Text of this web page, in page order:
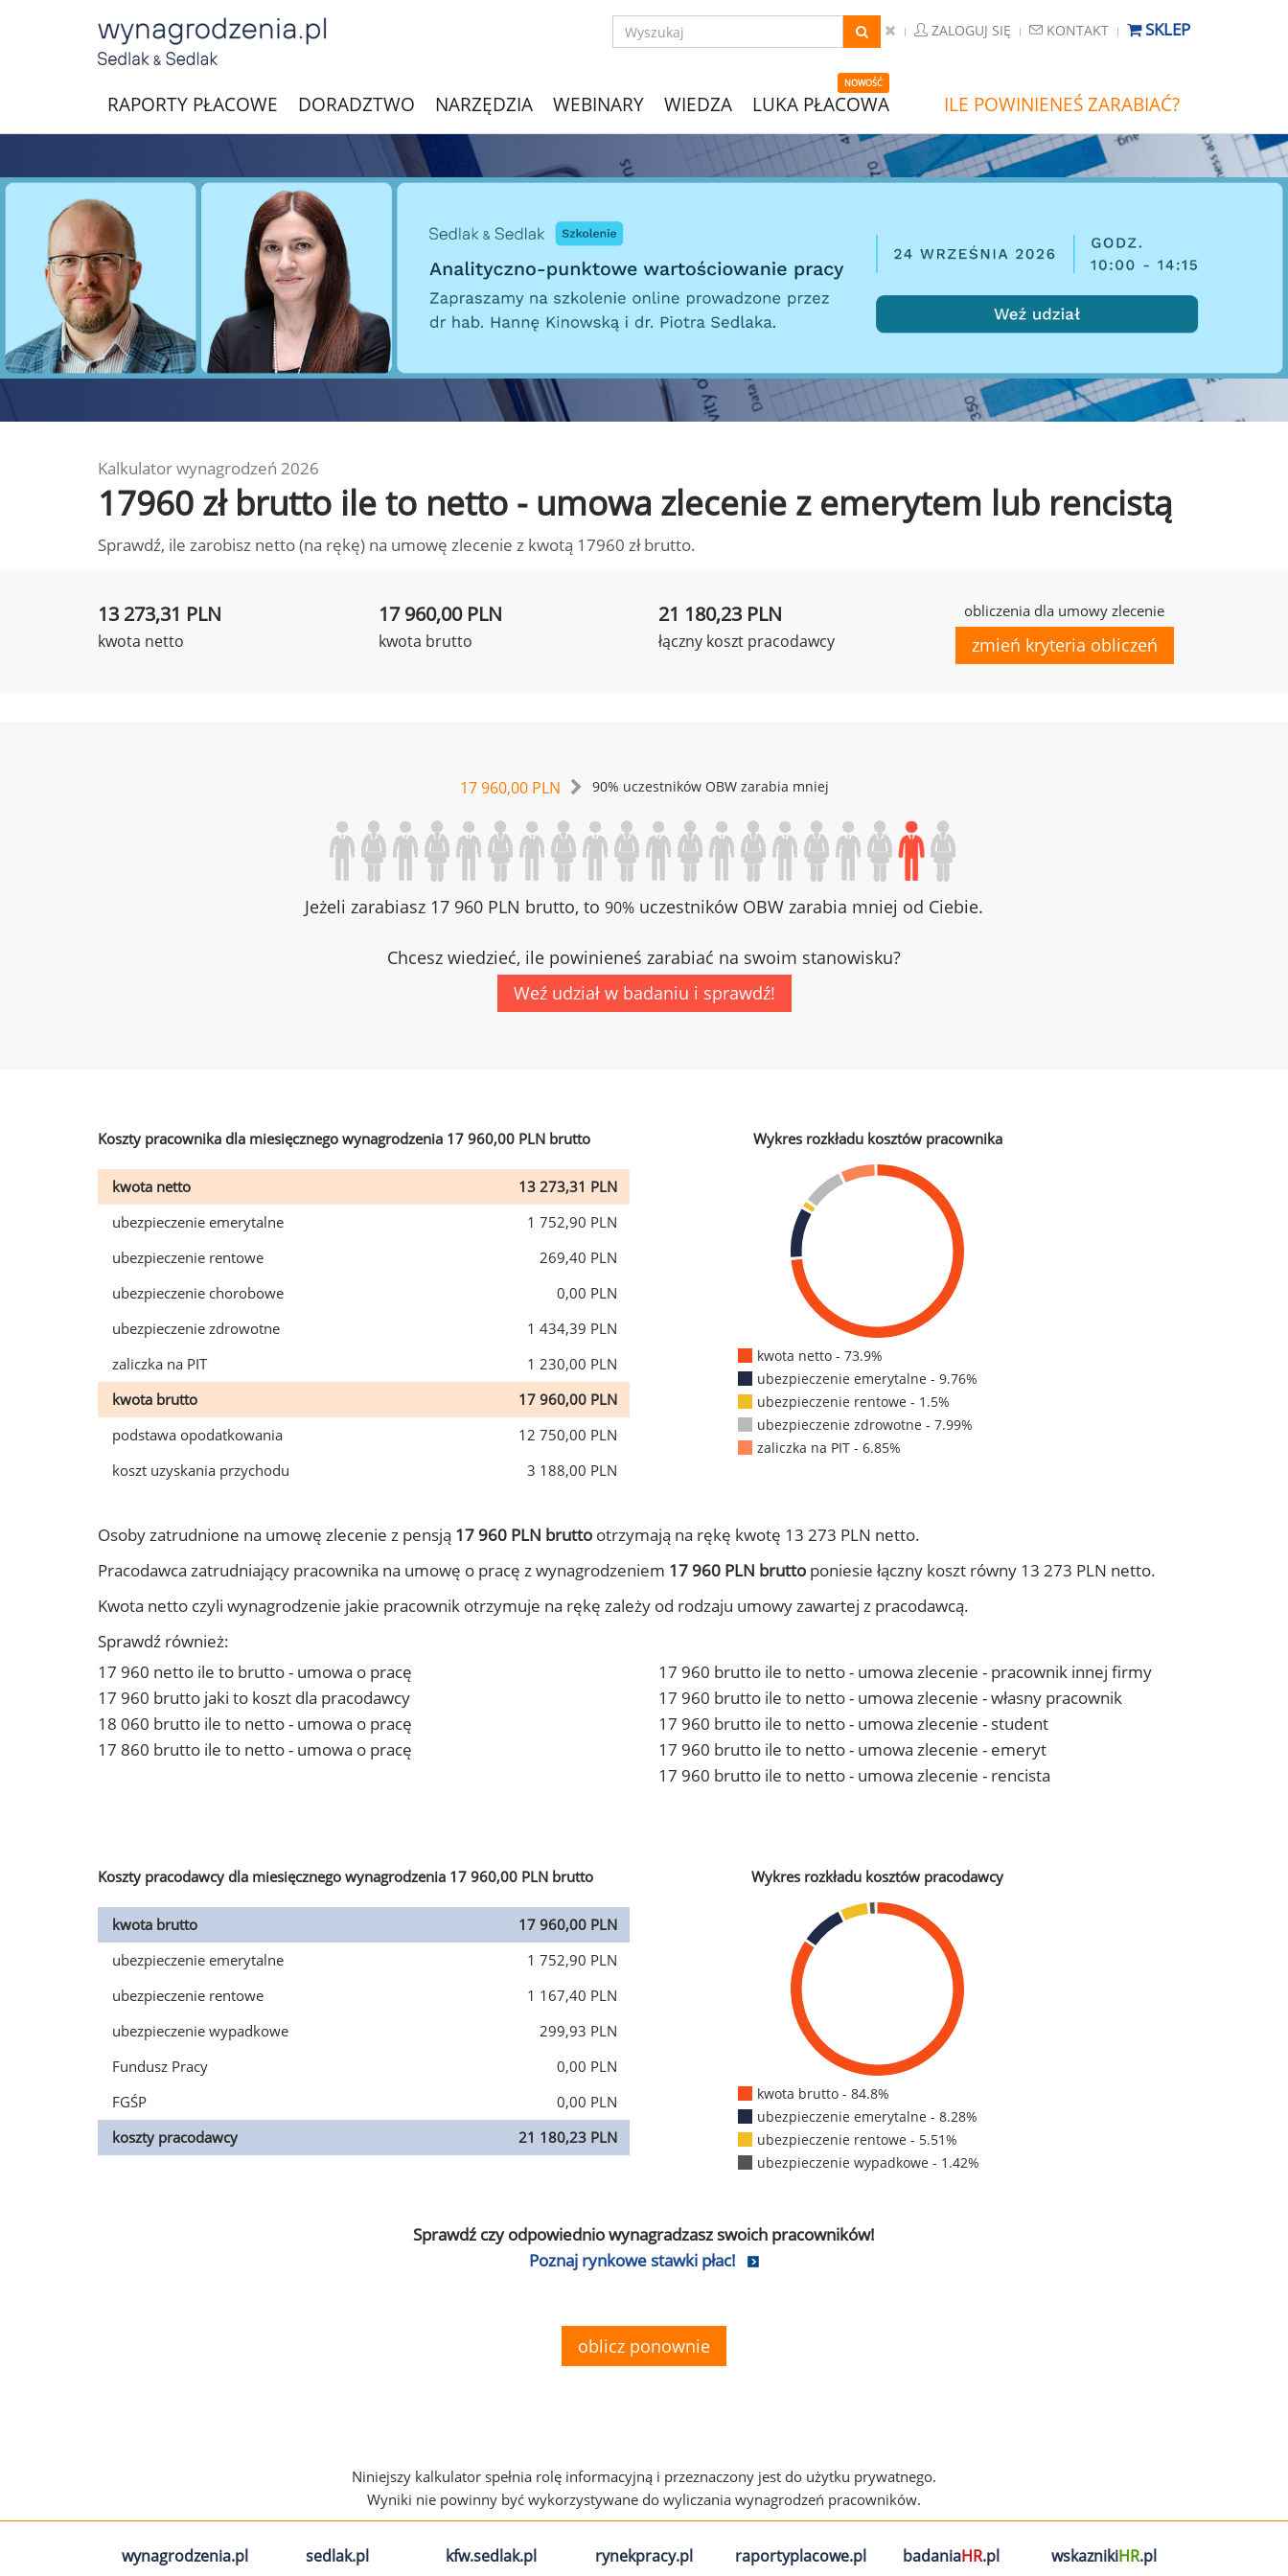
ZALOGUJ SIĘ KONTAKT SKLEP
RAPORTY PŁACOWE DORADZTWO NARZĘDZIA WEBINARY WIEDZA
NOWOŚĆ
LUKA PŁACOWA ILE POWINIENEŚ ZARABIAĆ?
Kalkulator wynagrodzeń 2026
17960 zł brutto ile to netto - umowa zlecenie z emerytem lub rencistą
Sprawdź, ile zarobisz netto (na rękę) na umowę zlecenie z kwotą 17960 zł brutto.
13 273,31 PLN
kwota netto
17 960,00 PLN
kwota brutto
21 180,23 PLN
łączny koszt pracodawcy
obliczenia dla umowy zlecenie
zmień kryteria obliczeń
17 960,00 PLN 90% uczestników OBW zarabia mniej
Jeżeli zarabiasz 17 960 PLN brutto, to 90% uczestników OBW zarabia mniej od Ciebie.
Chcesz wiedzieć, ile powinieneś zarabiać na swoim stanowisku?
Weź udział w badaniu i sprawdź!
Koszty pracownika dla miesięcznego wynagrodzenia 17 960,00 PLN brutto
kwota netto
13 273,31 PLN
ubezpieczenie emerytalne
1 752,90 PLN
ubezpieczenie rentowe
269,40 PLN
ubezpieczenie chorobowe
0,00 PLN
ubezpieczenie zdrowotne
1 434,39 PLN
zaliczka na PIT
1 230,00 PLN
kwota brutto
17 960,00 PLN
podstawa opodatkowania
12 750,00 PLN
koszt uzyskania przychodu
3 188,00 PLN
Wykres rozkładu kosztów pracownika
kwota netto - 73.9%
ubezpieczenie emerytalne - 9.76%
ubezpieczenie rentowe - 1.5%
ubezpieczenie zdrowotne - 7.99%
zaliczka na PIT - 6.85%
Osoby zatrudnione na umowę zlecenie z pensją 17 960 PLN brutto otrzymają na rękę kwotę 13 273 PLN netto.
Pracodawca zatrudniający pracownika na umowę o pracę z wynagrodzeniem 17 960 PLN brutto poniesie łączny koszt równy 13 273 PLN netto.
Kwota netto czyli wynagrodzenie jakie pracownik otrzymuje na rękę zależy od rodzaju umowy zawartej z pracodawcą.
Sprawdź również:
17 960 netto ile to brutto - umowa o pracę
17 960 brutto jaki to koszt dla pracodawcy
18 060 brutto ile to netto - umowa o pracę
17 860 brutto ile to netto - umowa o pracę
17 960 brutto ile to netto - umowa zlecenie - pracownik innej firmy
17 960 brutto ile to netto - umowa zlecenie - własny pracownik
17 960 brutto ile to netto - umowa zlecenie - student
17 960 brutto ile to netto - umowa zlecenie - emeryt
17 960 brutto ile to netto - umowa zlecenie - rencista
Koszty pracodawcy dla miesięcznego wynagrodzenia 17 960,00 PLN brutto
kwota brutto
17 960,00 PLN
ubezpieczenie emerytalne
1 752,90 PLN
ubezpieczenie rentowe
1 167,40 PLN
ubezpieczenie wypadkowe
299,93 PLN
Fundusz Pracy
0,00 PLN
FGŚP
0,00 PLN
koszty pracodawcy
21 180,23 PLN
Wykres rozkładu kosztów pracodawcy
kwota brutto - 84.8%
ubezpieczenie emerytalne - 8.28%
ubezpieczenie rentowe - 5.51%
ubezpieczenie wypadkowe - 1.42%
Sprawdź czy odpowiednio wynagradzasz swoich pracowników!
Poznaj rynkowe stawki płac!
oblicz ponownie
Niniejszy kalkulator spełnia rolę informacyjną i przeznaczony jest do użytku prywatnego.
Wyniki nie powinny być wykorzystywane do wyliczania wynagrodzeń pracowników.
wynagrodzenia.pl sedlak.pl kfw.sedlak.pl rynekpracy.pl raportyplacowe.pl badaniaHR.pl wskaznikiHR.pl